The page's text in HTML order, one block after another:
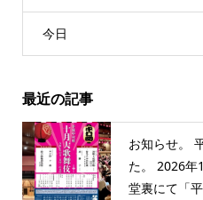
今日
最近の記事
お知らせ。
た。 2026年
堂裏にて「